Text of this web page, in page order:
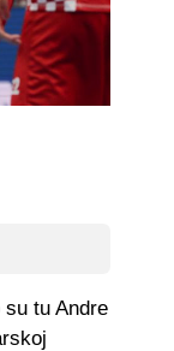
tu Andre